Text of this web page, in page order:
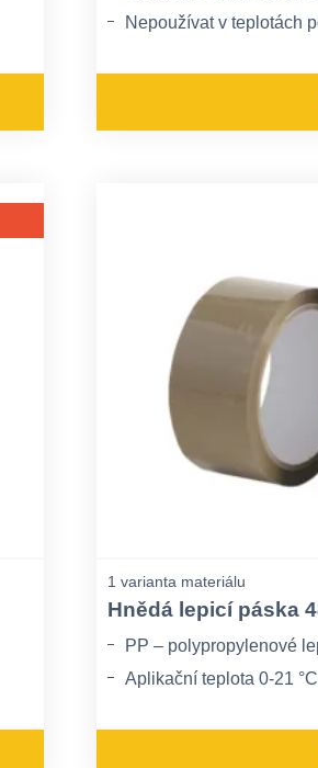
Nepoužívat v teplotách
1 varianta materiálu
Hnědá lepicí páska
PP – polypropylenové
Aplikační teplota 0-21 °C